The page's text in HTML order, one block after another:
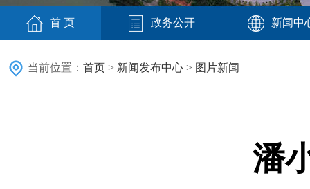
首 页 政务公开 新闻中
当前位置： 首页 > 新闻发布中心 > 图片新闻
潘